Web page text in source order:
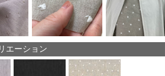
エーション